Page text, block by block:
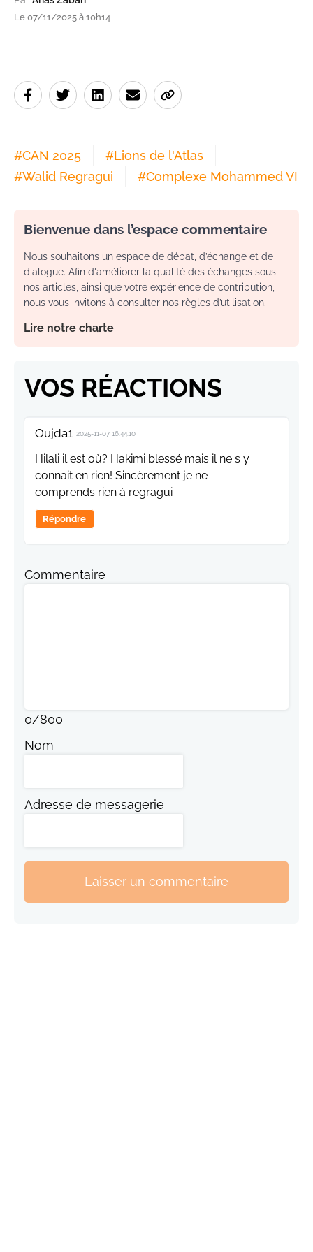
Le 07/11/2025 à 10h14
#CAN 2025 #Lions de l'Atlas
#Walid Regragui #Complexe Mohammed VI
Bienvenue dans l’espace commentaire
Nous souhaitons un espace de débat, d’échange et de
dialogue. Afin d'améliorer la qualité des échanges sous
nos articles, ainsi que votre expérience de contribution,
nous vous invitons à consulter nos règles d’utilisation.
Lire notre charte
VOS RÉACTIONS
Oujda1 2025-11-07 16:44:10
Hilali il est où? Hakimi blessé mais il ne s y
connait en rien! Sincèrement je ne
comprends rien à regragui
Répondre
Commentaire
0/800
Nom
Adresse de messagerie
Laisser un commentaire